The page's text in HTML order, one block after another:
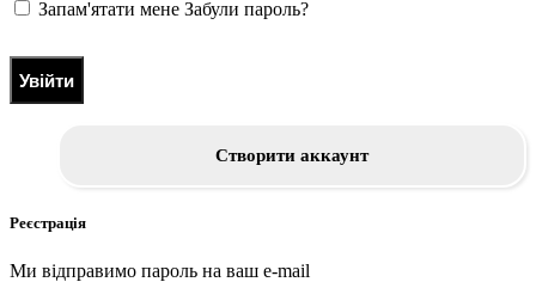
Запам'ятати мене Забули пароль?
Увійти
Створити аккаунт
Реєстрація
Ми відправимо пароль на ваш e-mail